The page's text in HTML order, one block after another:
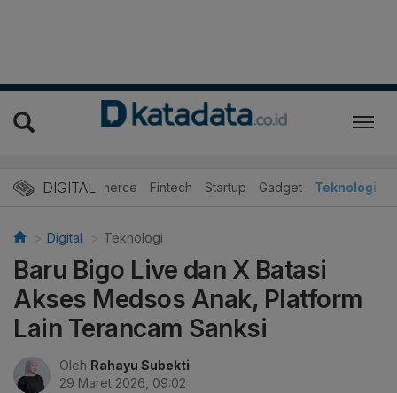
DIGITAL
E-Commerce Fintech Startup Gadget Teknologi
Digital Teknologi
Baru Bigo Live dan X Batasi
Akses Medsos Anak, Platform
Lain Terancam Sanksi
Oleh Rahayu Subekti
29 Maret 2026, 09:02